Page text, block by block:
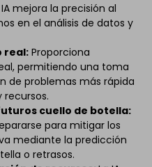
IA mejora la precisión al
en el análisis de datos y
real: Proporciona
permitiendo una toma
de problemas más rápida
cuello de botella:
para mitigar los
mediante la predicción
o retrasos.